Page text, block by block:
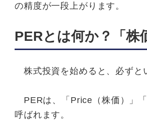
の精度が一段上がります。
PERとは何か？「株
株式投資を始めると、必ずと
PERは、「Price（株価）」
呼ばれます。